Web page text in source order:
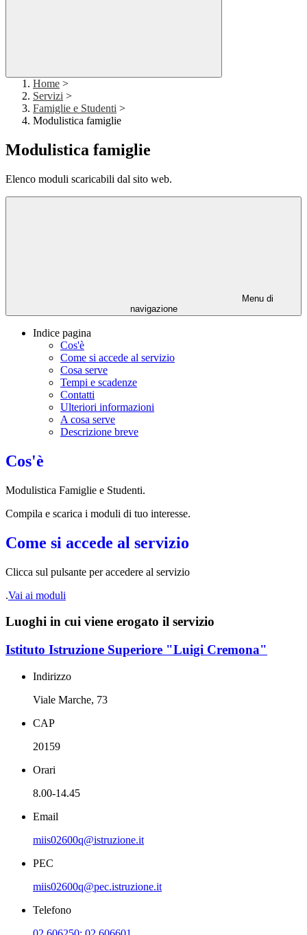
Home >
Servizi >
Famiglie e Studenti >
Modulistica famiglie
Modulistica famiglie
Elenco moduli scaricabili dal sito web.
Menu di
navigazione
Indice pagina
Cos'è
Come si accede al servizio
Cosa serve
Tempi e scadenze
Contatti
Ulteriori informazioni
A cosa serve
Descrizione breve
Cos'è
Modulistica Famiglie e Studenti.
Compila e scarica i moduli di tuo interesse.
Come si accede al servizio
Clicca sul pulsante per accedere al servizio
.Vai ai moduli
Luoghi in cui viene erogato il servizio
Istituto Istruzione Superiore "Luigi Cremona"
Indirizzo
Viale Marche, 73
CAP
20159
Orari
8.00-14.45
Email
miis02600q@istruzione.it
PEC
miis02600q@pec.istruzione.it
Telefono